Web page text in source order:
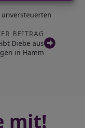
BEITRAG
Diebe aus
in Hamm
mit!